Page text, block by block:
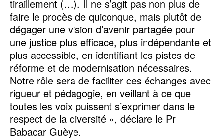
tiraillement (…). Il ne s’agit pas non plus de
faire le procès de quiconque, mais plutôt de
dégager une vision d’avenir partagée pour
une justice plus efficace, plus indépendante et
plus accessible, en identifiant les pistes de
réforme et de modernisation nécessaires.
Notre rôle sera de faciliter ces échanges avec
rigueur et pédagogie, en veillant à ce que
toutes les voix puissent s’exprimer dans le
respect de la diversité », déclare le Pr
Babacar Guèye.